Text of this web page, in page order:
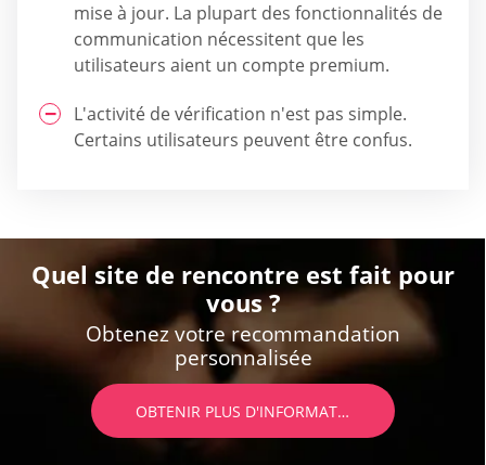
mise à jour. La plupart des fonctionnalités de
communication nécessitent que les
utilisateurs aient un compte premium.
L'activité de vérification n'est pas simple.
Certains utilisateurs peuvent être confus.
Quel site de rencontre est fait pour
vous ?
Obtenez votre recommandation
personnalisée
OBTENIR PLUS D'INFORMATIONS